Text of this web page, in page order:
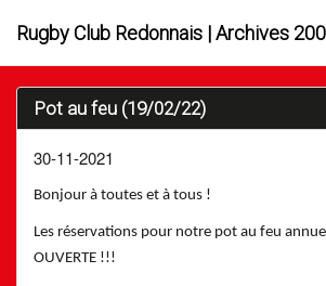
Rugby Club Redonnais | Archives
Pot au feu (19/02/22)
30-11-2021
Bonjour à toutes et à tous !
Les réservations pour notre pot au feu
OUVERTE !!!